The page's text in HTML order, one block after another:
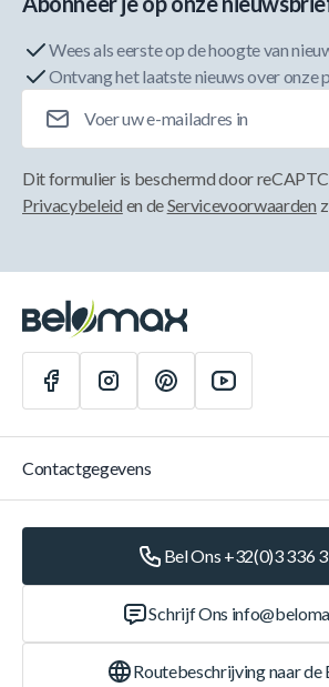
Wees als eerste op de hoogte van
Ontvang het laatste nieuws over onze
Dit formulier is beschermd door
Privacybeleid en deServicevoorwaarden
Contactgegevens
Bel Ons +32(0)3 336
Schrijf Ons
Routebeschrijving naar de